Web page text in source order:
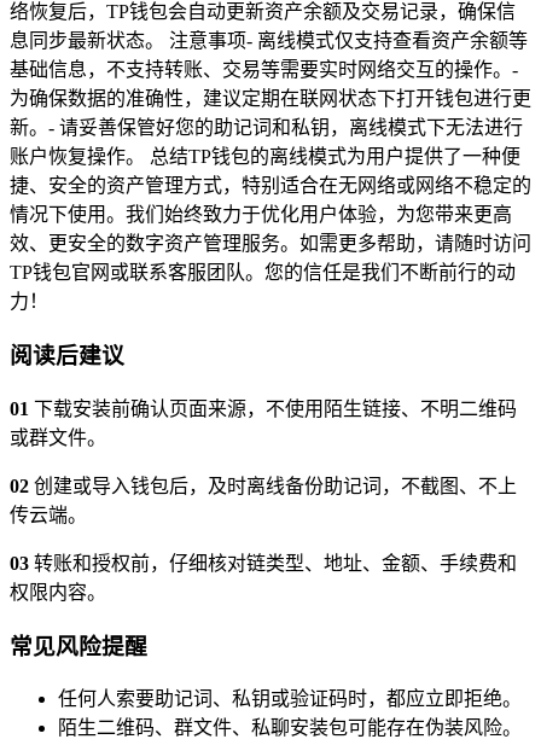
络恢复后，TP钱包会自动更新资产余额及交易记录，确保信
息同步最新状态。 注意事项- 离线模式仅支持查看资产余额等
基础信息，不支持转账、交易等需要实时网络交互的操作。-
为确保数据的准确性，建议定期在联网状态下打开钱包进行更
新。- 请妥善保管好您的助记词和私钥，离线模式下无法进行
账户恢复操作。 总结TP钱包的离线模式为用户提供了一种便
捷、安全的资产管理方式，特别适合在无网络或网络不稳定的
情况下使用。我们始终致力于优化用户体验，为您带来更高
效、更安全的数字资产管理服务。如需更多帮助，请随时访问
TP钱包官网或联系客服团队。您的信任是我们不断前行的动
力！
阅读后建议
01 下载安装前确认页面来源，不使用陌生链接、不明二维码
或群文件。
02 创建或导入钱包后，及时离线备份助记词，不截图、不上
传云端。
03 转账和授权前，仔细核对链类型、地址、金额、手续费和
权限内容。
常见风险提醒
任何人索要助记词、私钥或验证码时，都应立即拒绝。
陌生二维码、群文件、私聊安装包可能存在伪装风险。